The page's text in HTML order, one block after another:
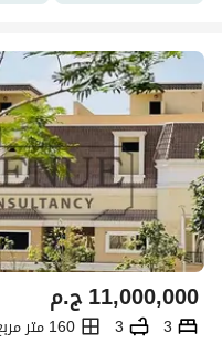
ج.م11,000,000
3
3
160 متر مربع